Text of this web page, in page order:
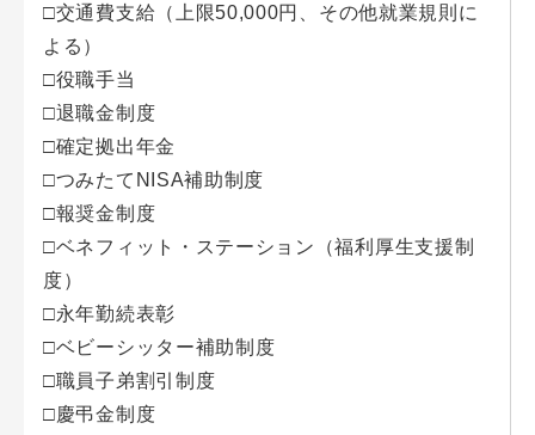
□交通費支給（上限50,000円、その他就業規則に
よる）
□役職手当
□退職金制度
□確定拠出年金
□つみたてNISA補助制度
□報奨金制度
□ベネフィット・ステーション（福利厚生支援制
度）
□永年勤続表彰
□ベビーシッター補助制度
□職員子弟割引制度
□慶弔金制度